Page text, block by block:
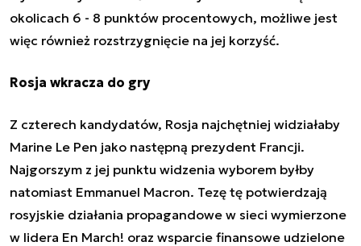
okolicach 6 - 8 punktów procentowych, możliwe jest
więc również rozstrzygnięcie na jej korzyść.
Rosja wkracza do gry
Z czterech kandydatów, Rosja najchętniej widziałaby
Marine Le Pen jako następną prezydent Francji.
Najgorszym z jej punktu widzenia wyborem byłby
natomiast Emmanuel Macron. Tezę tę potwierdzają
rosyjskie działania propagandowe w sieci wymierzone
w lidera En March! oraz wsparcie finansowe udzielone